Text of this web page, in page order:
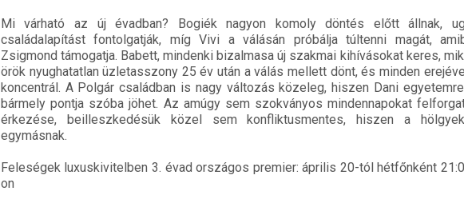
Mi várható az új évadban? Bogiék nagyon komoly döntés előtt állnak,
családalapítást fontolgatják, míg Vivi a válásán próbálja túltenni magát,
Zsigmond támogatja. Babett, mindenki bizalmasa új szakmai kihívásokat keres,
örök nyughatatlan üzletasszony 25 év után a válás mellett dönt, és minden
koncentrál. A Polgár családban is nagy változás közeleg, hiszen Dani
bármely pontja szóba jöhet. Az amúgy sem szokványos mindennapokat
érkezése, beilleszkedésük közel sem konfliktusmentes, hiszen a
egymásnak.
Feleségek luxuskivitelben 3. évad országos premier: április 20-tól hétfőnként
on